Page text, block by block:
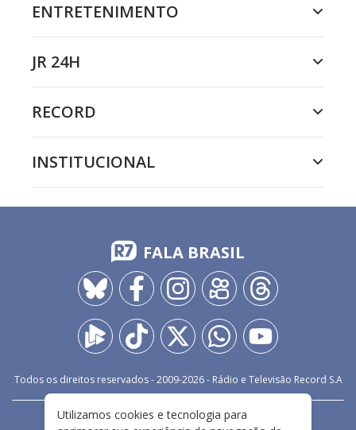
ENTRETENIMENTO
JR 24H
RECORD
INSTITUCIONAL
FALA BRASIL
Todos os direitos reservados - 2009-2026- Rádio e Televisão Record S.A
FALE CONOSCO PRIVACIDADE
Utilizamos cookies e tecnologia para